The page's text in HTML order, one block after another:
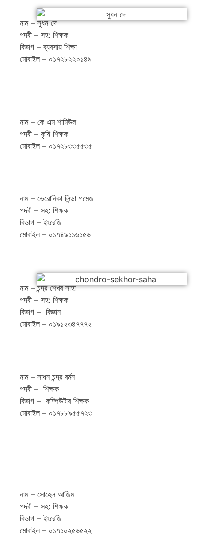
নাম – সুধন দে
পদবী – সহ: শিক্ষক
বিভাগ – ব্যবসায় শিক্ষা
মোবাইল – ০১৭২৮২২০১৪৯
নাম – কে এম শামিউল
পদবী – কৃষি শিক্ষক
মোবাইল – ০১৭২৮৩৩৫৫৩৫
নাম – ভেরোনিকা লিন্ডা গমেজ
পদবী – সহ: শিক্ষক
বিভাগ – ইংরেজি
মোবাইল – ০১৭৪৯১১৬১৫৬
নাম – চন্দ্র শেখর সাহা
পদবী – সহ: শিক্ষক
বিভাগ – বিজ্ঞান
মোবাইল – ০১৯১২৩৪৭৭৭২
নাম – সাধন চন্দ্র বর্মন
পদবী – শিক্ষক
বিভাগ – কম্পিউটার শিক্ষক
মোবাইল – ০১৭৮৮৯৫৫৭২৩
নাম – সোহেল আজিম
পদবী – সহ: শিক্ষক
বিভাগ – ইংরেজি
মোবাইল – ০১৭১০২৫৬৫২২